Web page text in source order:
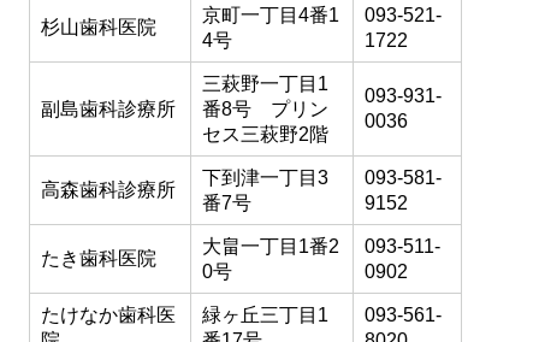
杉山歯科医院
京町一丁目4番1
4号
093-521-
1722
副島歯科診療所
三萩野一丁目1
番8号 プリン
セス三萩野2階
093-931-
0036
高森歯科診療所
下到津一丁目3
番7号
093-581-
9152
たき歯科医院
大畠一丁目1番2
0号
093-511-
0902
たけなか歯科医
緑ヶ丘三丁目1
093-561-